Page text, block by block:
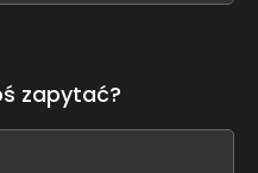
zapytać?